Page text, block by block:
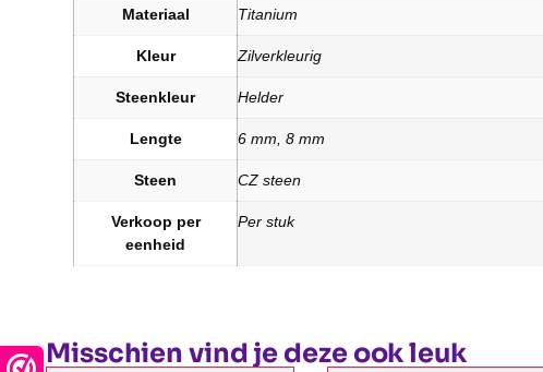
Materiaal Titanium
Kleur Zilverkleurig
Steenkleur Helder
Lengte 6 mm, 8 mm
Steen CZ steen
Verkoop per
eenheid
Per stuk
Misschien vind je deze ook leuk